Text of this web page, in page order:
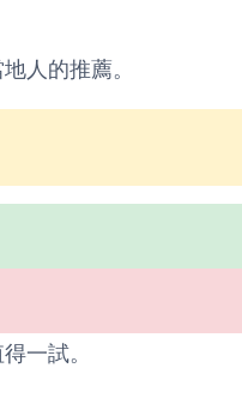
人的推薦。
一試。